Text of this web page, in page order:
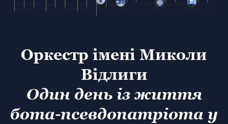
Оркестр імені Миколи
Відлиги
Один день із життя
бота-псевдопатріота у